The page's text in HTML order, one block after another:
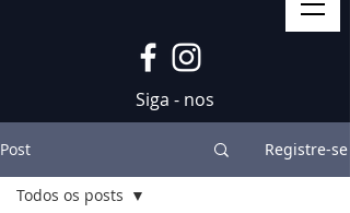
Siga - nos
Post Registre-se
Todos os posts